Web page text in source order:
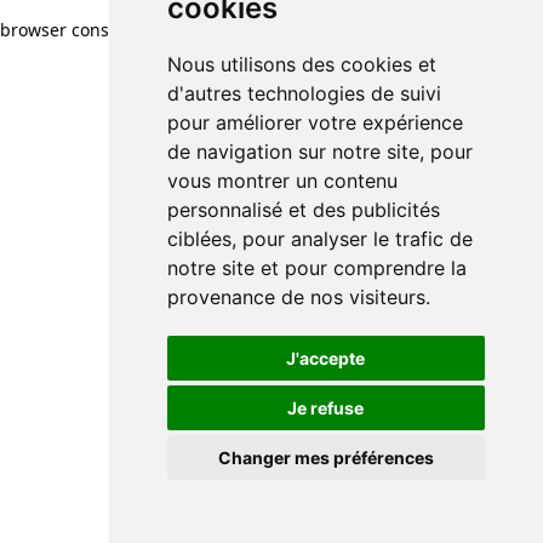
cookies
Nous utilisons des cookies et
d'autres technologies de suivi
pour améliorer votre expérience
de navigation sur notre site, pour
vous montrer un contenu
personnalisé et des publicités
ciblées, pour analyser le trafic de
notre site et pour comprendre la
provenance de nos visiteurs.
J'accepte
Je refuse
Changer mes préférences
browser console for more information)